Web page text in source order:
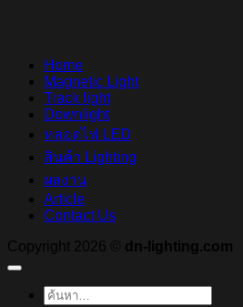
Home
Magnetic Light
Track light
Downlight
หลอดไฟ LED
สินค้า Lighting
ผลงาน
Article
Contact Us
Copyright 2026 © dn-lighting.com
ค้นหา: